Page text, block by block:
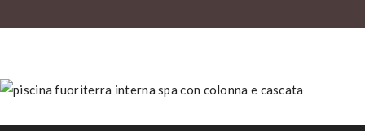
Piscine interne/spa
Piscine interne/spa